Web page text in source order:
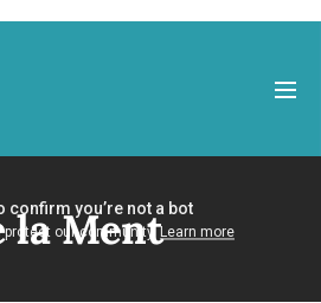
la Ment